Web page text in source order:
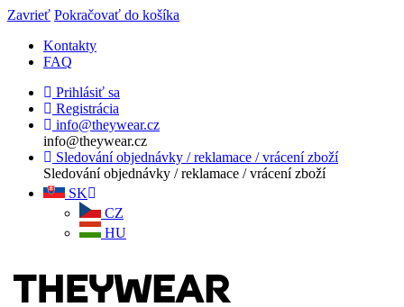
Zavrieť Pokračovať do košíka
Kontakty
FAQ
Prihlásiť sa
Registrácia
info@theywear.cz
info@theywear.cz
Sledování objednávky / reklamace / vrácení zboží
Sledování objednávky / reklamace / vrácení zboží
SK
CZ
HU